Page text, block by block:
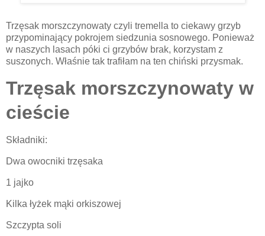
Trzęsak morszczynowaty czyli tremella to ciekawy grzyb
przypominający pokrojem siedzunia sosnowego. Ponieważ
w naszych lasach póki ci grzybów brak, korzystam z
suszonych. Właśnie tak trafiłam na ten chiński przysmak.
Trzęsak morszczynowaty w
cieście
Składniki:
Dwa owocniki trzęsaka
1 jajko
Kilka łyżek mąki orkiszowej
Szczypta soli